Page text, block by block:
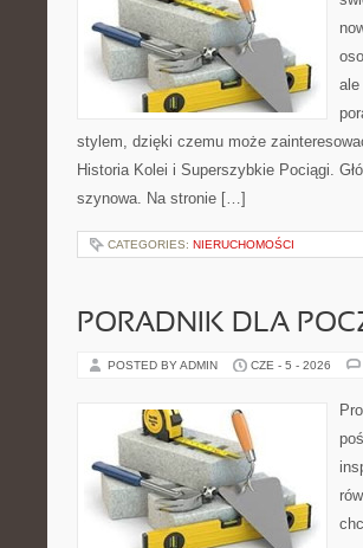
stylem, dzięki czemu może
Historia Kolei i Superszybkie Pociągi.
szynowa. Na stronie […]
CATEGORIES: NIERUCHOMOŚCI
PORADNIK DLA
POSTED BY ADMIN CZE - 5 - 2026